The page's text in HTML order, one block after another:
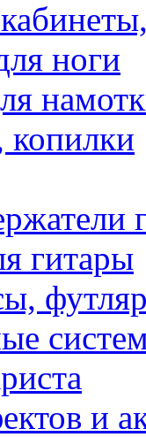
ноги
гитары
и